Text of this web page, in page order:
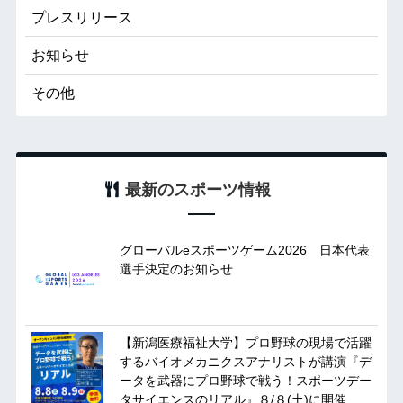
プレスリリース
お知らせ
その他
最新のスポーツ情報
グローバルeスポーツゲーム2026 日本代表
選手決定のお知らせ
【新潟医療福祉大学】プロ野球の現場で活躍
するバイオメカニクスアナリストが講演『デ
ータを武器にプロ野球で戦う！スポーツデー
タサイエンスのリアル』８/８(土)に開催